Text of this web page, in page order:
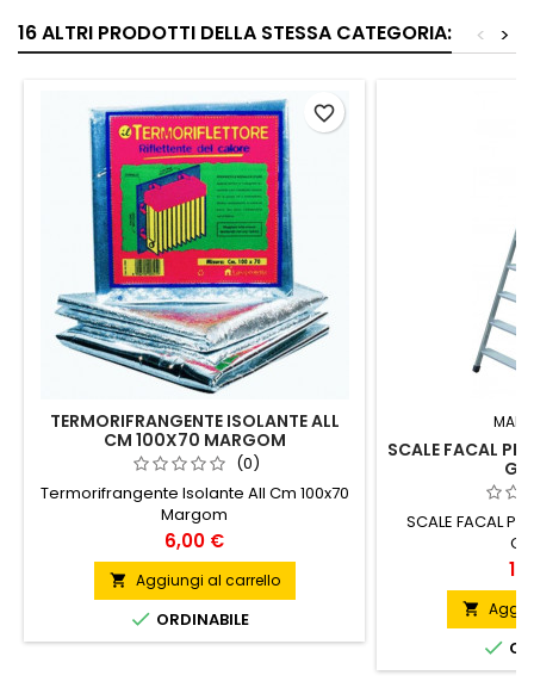
16 ALTRI PRODOTTI DELLA STESSA CATEGORIA: >
<
TERMORIFRANGENTE ISOLANTE ALL
CM 100X70 MARGOM
(0)
Termorifrangente Isolante All Cm 100x70
Margom
Prezzo
6,00 €
 Aggiungi al carrello
 ORDINABILE
favorite_border
SCALE FACAL
SCALE FACAL

